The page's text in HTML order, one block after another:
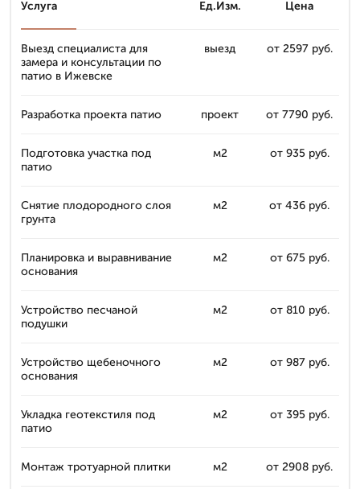
Услуга Ед.Изм. Цена
Выезд специалиста для
замера и консультации по
патио в Ижевске
выезд от 2597 руб.
Разработка проекта патио проект от 7790 руб.
Подготовка участка под
патио
м2 от 935 руб.
Снятие плодородного слоя
грунта
м2 от 436 руб.
Планировка и выравнивание
основания
м2 от 675 руб.
Устройство песчаной
подушки
м2 от 810 руб.
Устройство щебеночного
основания
м2 от 987 руб.
Укладка геотекстиля под
патио
м2 от 395 руб.
Монтаж тротуарной плитки м2 от 2908 руб.